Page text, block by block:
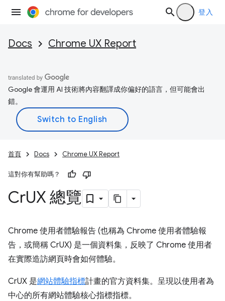
登入
Docs Chrome UX Report
Google 會運用 AI 技術將內容翻譯成你偏好的語言，但可能會出
錯。
首頁 Docs Chrome UX Report
這對你有幫助嗎？
CrUX 總覽
Chrome 使用者體驗報告 (也稱為 Chrome 使用者體驗報
告，或簡稱 CrUX) 是一個資料集，反映了 Chrome 使用者
在實際造訪網頁時會如何體驗。
CrUX 是網站體驗指標計畫的官方資料集。呈現以使用者為
中心的所有網站體驗核心指標指標。